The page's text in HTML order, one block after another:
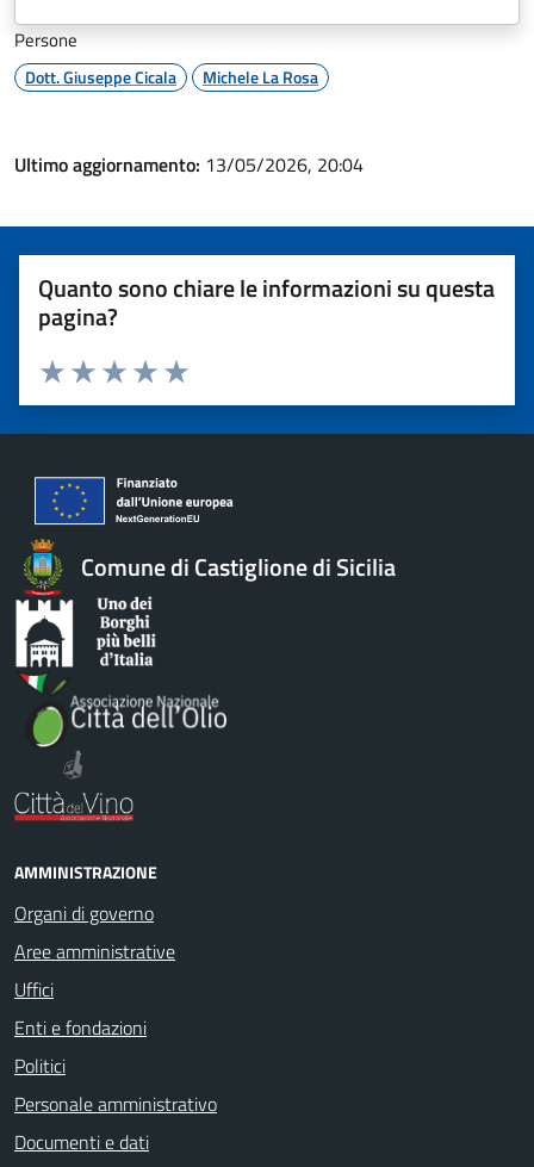
Persone
Dott. Giuseppe Cicala Michele La Rosa
Ultimo aggiornamento: 13/05/2026, 20:04
Quanto sono chiare le informazioni su questa
pagina?
Valuta 5 stelle su 5
Valuta 4 stelle su 5
Valuta 3 stelle su 5
Valuta 2 stelle su 5
Valuta 1 stelle su 5
Comune di Castiglione di Sicilia
AMMINISTRAZIONE
Organi di governo
Aree amministrative
Uffici
Enti e fondazioni
Politici
Personale amministrativo
Documenti e dati